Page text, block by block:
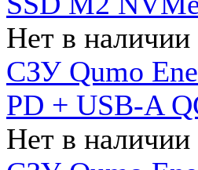
Нет в наличии
СЗУ Qumo
PD + USB-A
Нет в наличии